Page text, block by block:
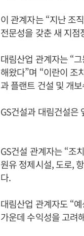
이 관계자는 “지난 조
전문성을 갖춘 새 지
대림산업 관계자는 “
해왔다”며 “이란이 조
과 플랜트 건설 및 개
GS건설과 대림건설은
GS건설 관계자는 “조
원유 정제시설, 도로,
다.
대림산업 관계자도 “
가운데 수익성을 고려